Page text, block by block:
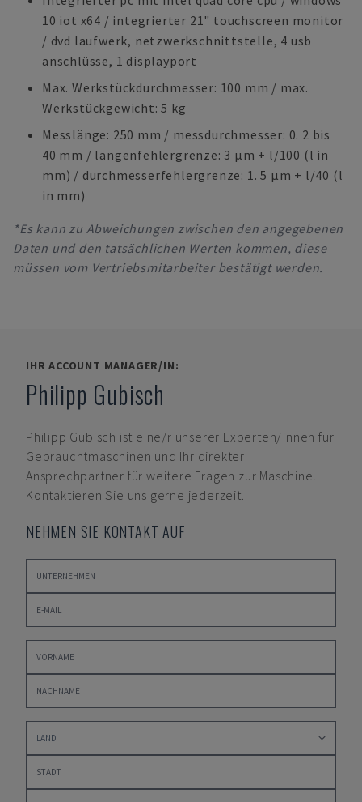
10 iot x64 / integrierter 21" touchscreen monitor
/ dvd laufwerk, netzwerkschnittstelle, 4 usb
anschlüsse, 1 displayport
Max. Werkstückdurchmesser: 100 mm / max.
Werkstückgewicht: 5 kg
Messlänge: 250 mm / messdurchmesser: 0. 2 bis
40 mm / längenfehlergrenze: 3 µm + l/100 (l in
mm) / durchmesserfehlergrenze: 1. 5 µm + l/40 (l
in mm)
*Es kann zu Abweichungen zwischen den angegebenen
Daten und den tatsächlichen Werten kommen, diese
müssen vom Vertriebsmitarbeiter bestätigt werden.
IHR ACCOUNT MANAGER/IN:
Philipp Gubisch
Philipp Gubisch ist eine/r unserer Experten/innen für
Gebrauchtmaschinen und Ihr direkter
Ansprechpartner für weitere Fragen zur Maschine.
Kontaktieren Sie uns gerne jederzeit.
NEHMEN SIE KONTAKT AUF